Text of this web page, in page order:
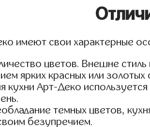
имеют свои характерные
цветов. Внешне
ярких красных или золотых
кухни Арт-Деко
темных цветов,
безупречием.